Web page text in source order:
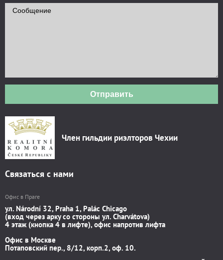
Отправить
Член гильдии риэлторов Чехии
Связаться с нами
Офис в Праге
ул. Národní 32, Praha 1, Palác Chicago
(вход через арку со стороны ул. Charvátova)
4 этаж (кнопка 4 в лифте), офис напротив лифта
Офис в Москве
Потаповский пер., 8/12, корп.2, оф. 10.